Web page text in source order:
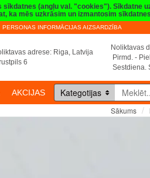
(angļu val. "cookies").
ka mēs uzkrāsim un izmantosim
PERSONAS INFORMĀCIJAS AIZSARDZĪBA
adrese: Riga, Latvija
6
Noliktavas
Pirmd. -
Sestdiena.
AKCIJAS Kategotijas
Sākums